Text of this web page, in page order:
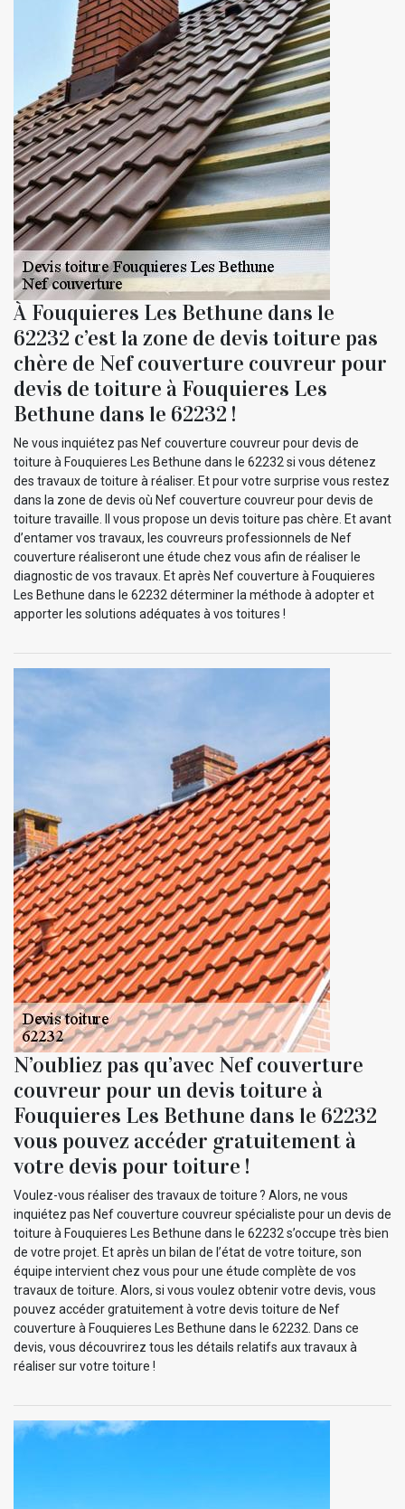
À Fouquieres Les Bethune dans le
62232 c’est la zone de devis toiture pas
chère de Nef couverture couvreur pour
devis de toiture à Fouquieres Les
Bethune dans le 62232 !
Ne vous inquiétez pas Nef couverture couvreur pour devis de
toiture à Fouquieres Les Bethune dans le 62232 si vous détenez
des travaux de toiture à réaliser. Et pour votre surprise vous restez
dans la zone de devis où Nef couverture couvreur pour devis de
toiture travaille. Il vous propose un devis toiture pas chère. Et avant
d’entamer vos travaux, les couvreurs professionnels de Nef
couverture réaliseront une étude chez vous afin de réaliser le
diagnostic de vos travaux. Et après Nef couverture à Fouquieres
Les Bethune dans le 62232 déterminer la méthode à adopter et
apporter les solutions adéquates à vos toitures !
N’oubliez pas qu’avec Nef couverture
couvreur pour un devis toiture à
Fouquieres Les Bethune dans le 62232
vous pouvez accéder gratuitement à
votre devis pour toiture !
Voulez-vous réaliser des travaux de toiture ? Alors, ne vous
inquiétez pas Nef couverture couvreur spécialiste pour un devis de
toiture à Fouquieres Les Bethune dans le 62232 s’occupe très bien
de votre projet. Et après un bilan de l’état de votre toiture, son
équipe intervient chez vous pour une étude complète de vos
travaux de toiture. Alors, si vous voulez obtenir votre devis, vous
pouvez accéder gratuitement à votre devis toiture de Nef
couverture à Fouquieres Les Bethune dans le 62232. Dans ce
devis, vous découvrirez tous les détails relatifs aux travaux à
réaliser sur votre toiture !